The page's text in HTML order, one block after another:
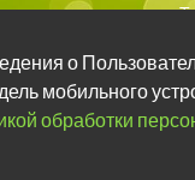
о
мобильного
обработки